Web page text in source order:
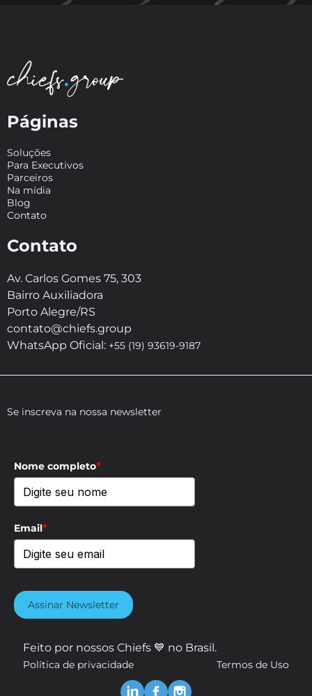
Páginas
Soluções
Para Executivos
Parceiros
Na mídia
Blog
Contato
Contato
Av. Carlos Gomes 75, 303
Bairro Auxiliadora
Porto Alegre/RS
contato@chiefs.group
WhatsApp Oficial: +55 (19) 93619-9187
Se inscreva na nossa newsletter
Nome completo*
Email*
Assinar Newsletter
Feito por nossos Chiefs 💙 no Brasil.
Política de privacidade Termos de Uso